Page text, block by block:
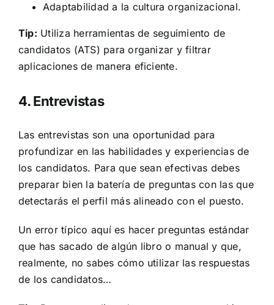
Adaptabilidad a la cultura organizacional.
Tip: Utiliza herramientas de seguimiento de
candidatos (ATS) para organizar y filtrar
aplicaciones de manera eficiente.
4. Entrevistas
Las entrevistas son una oportunidad para
profundizar en las habilidades y experiencias de
los candidatos. Para que sean efectivas debes
preparar bien la batería de preguntas con las que
detectarás el perfil más alineado con el puesto.
Un error típico aquí es hacer preguntas estándar
que has sacado de algún libro o manual y que,
realmente, no sabes cómo utilizar las respuestas
de los candidatos…